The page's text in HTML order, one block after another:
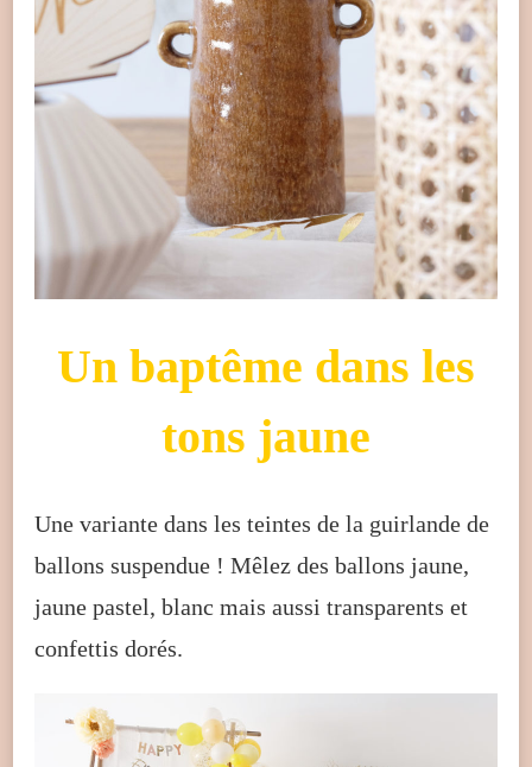
Un baptême dans les
tons jaune
Une variante dans les teintes de la guirlande de
ballons suspendue ! Mêlez des ballons jaune,
jaune pastel, blanc mais aussi transparents et
confettis dorés.